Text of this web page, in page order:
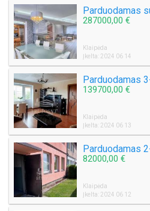
287000,00 €
Klaipėda
Įkelta: 2024 06 14
139700,00 €
Klaipėda
Įkelta: 2024 06 13
82000,00 €
Klaipėda
Įkelta: 2024 06 12